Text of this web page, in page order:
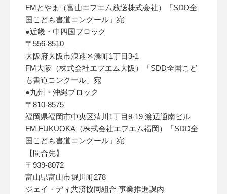
FMとやま（富山エフエム放送株式会社）「SDD全
国こども書道コンクール」宛
●近畿・中四国ブロック
〒556-8510
大阪府大阪市浪速区湊町1丁目3-1
FM大阪（株式会社エフエム大阪）「SDD全国こど
も書道コンクール」宛
●九州・沖縄ブロック
〒810-8575
福岡県福岡市中央区清川1丁目9-19 渡辺通南ビル
FM FUKUOKA（株式会社エフエム福岡）「SDD全
国こども書道コンクール」宛
【問合先】
〒939-8072
富山県富山市堀川町278
ジェイ・ディ共済協同組合 事業推進課内